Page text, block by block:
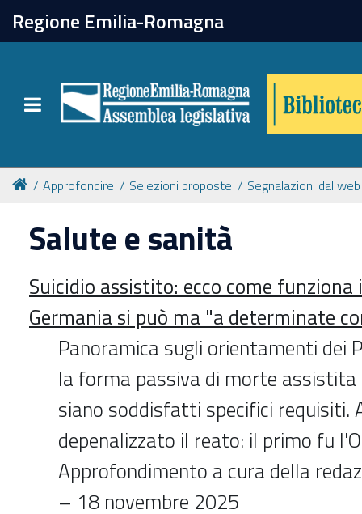
Regione Emilia-Romagna
Toggle navigation
chiudi
Catalogo online
Collezioni
Per approfondire
Appuntamenti
Prenotazione spazi
Approfondire Selezioni proposte Segnalazioni dal web
Salute e sanità
Suicidio assistito: ecco come funziona
Germania si può ma "a determinate
Panoramica sugli orientamenti dei
la forma passiva di morte
siano soddisfatti specifici requisiti.
depenalizzato il reato: il primo fu
Approfondimento a cura della
– 18 novembre 2025